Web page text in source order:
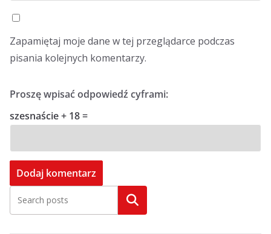
Zapamiętaj moje dane w tej przeglądarce podczas
pisania kolejnych komentarzy.
Proszę wpisać odpowiedź cyframi:
szesnaście + 18 =
Szukaj